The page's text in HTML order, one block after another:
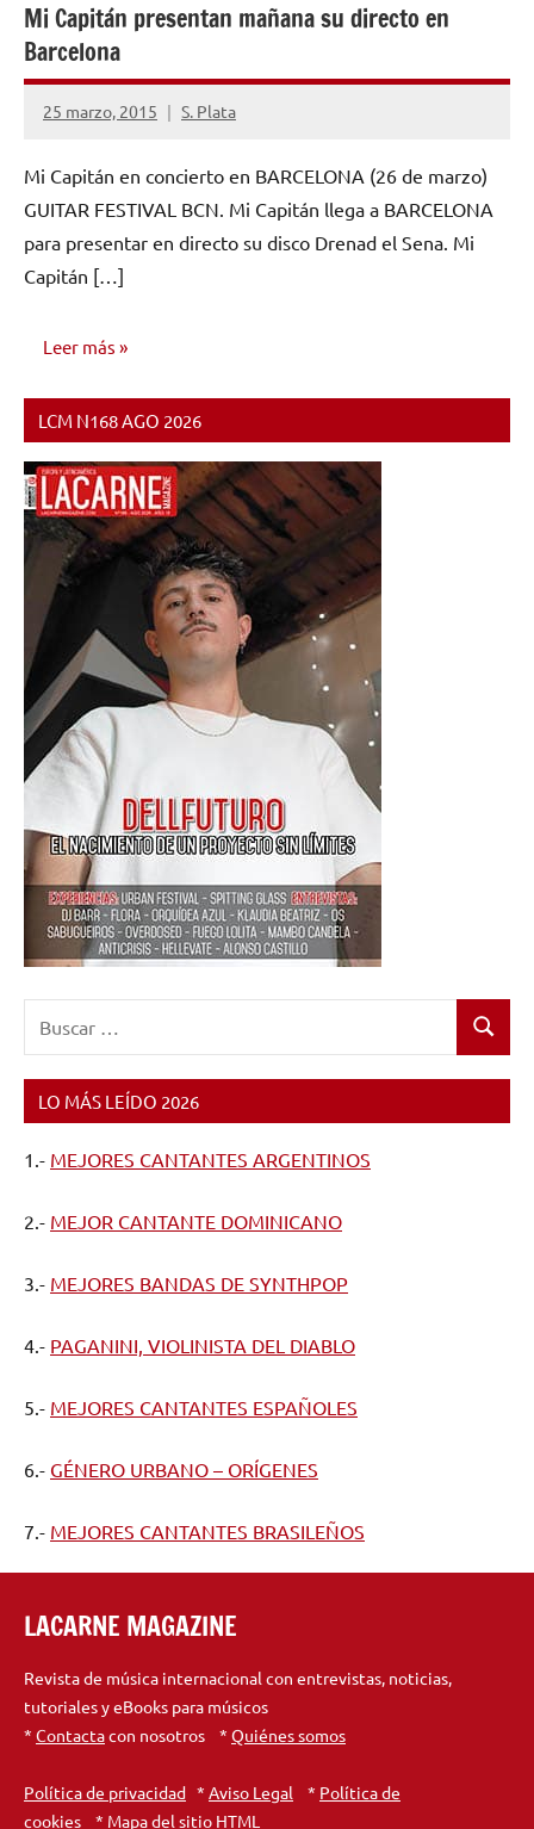
Mi Capitán presentan mañana su directo en
Barcelona
25 marzo, 2015 S. Plata
No
comentarios
Mi Capitán en concierto en BARCELONA (26 de marzo)
GUITAR FESTIVAL BCN. Mi Capitán llega a BARCELONA
para presentar en directo su disco Drenad el Sena. Mi
Capitán […]
Leer más
NOTICIAS
LCM N168 AGO 2026
Buscar
LO MÁS LEÍDO 2026
1.- MEJORES CANTANTES ARGENTINOS
2.- MEJOR CANTANTE DOMINICANO
3.- MEJORES BANDAS DE SYNTHPOP
4.- PAGANINI, VIOLINISTA DEL DIABLO
5.- MEJORES CANTANTES ESPAÑOLES
6.- GÉNERO URBANO – ORÍGENES
7.- MEJORES CANTANTES BRASILEÑOS
LACARNE MAGAZINE
Revista de música internacional con entrevistas, noticias,
tutoriales y eBooks para músicos
* Contactacon nosotros * Quiénes somos
Política de privacidad * Aviso Legal * Política de
cookies * Mapa del sitio HTML